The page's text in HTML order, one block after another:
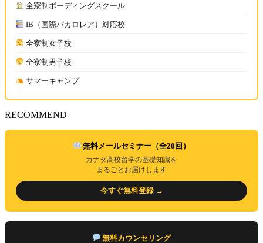
全寮制ボーディングスクール
IB（国際バカロレア）対応校
全寮制女子校
全寮制男子校
サマーキャンプ
RECOMMEND
無料メールセミナー（全20回）
カナダ高校留学の基礎知識を
まるごとお届けします
今すぐ無料登録 →
無料カウンセリング